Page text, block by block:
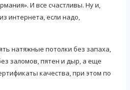
И все счастливы. Ну и,
интернета, если надо,
натяжные потолки без запаха,
заломов, пятен и дыр, а еще
качества, при этом по